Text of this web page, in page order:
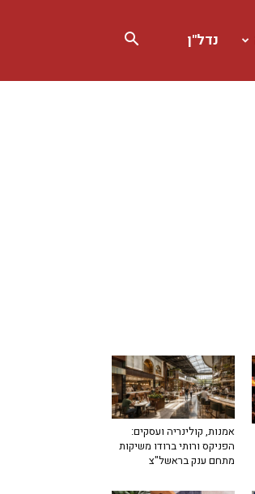
נדל"ן
אמנות, קולינריה ועסקים:
הפניקס ורותי ברודו משיקות
מתחם ענק בראשל"צ